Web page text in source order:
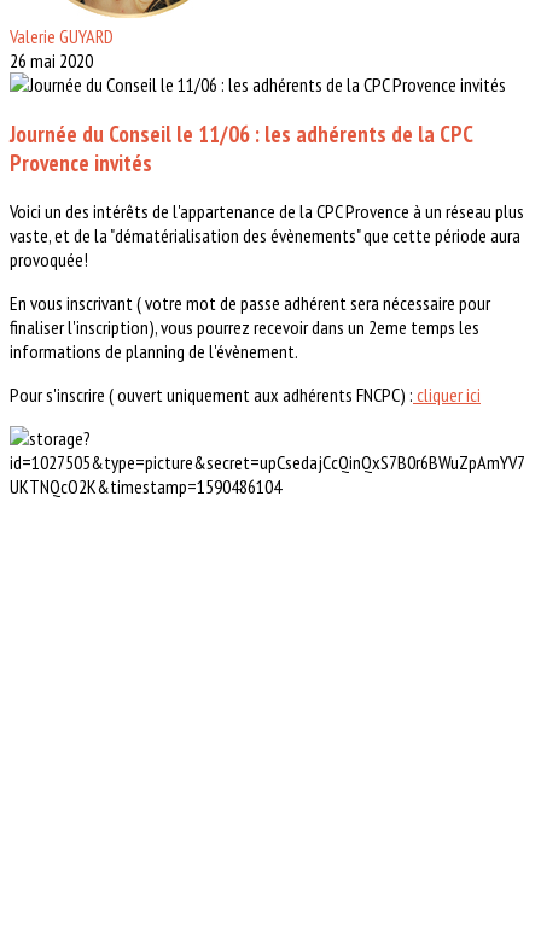
Valerie GUYARD
26 mai 2020
Journée du Conseil le 11/06 : les adhérents de la CPC
Provence invités
Voici un des intérêts de l'appartenance de la CPC Provence à un réseau plus
vaste, et de la "dématérialisation des évènements" que cette période aura
provoquée!
En vous inscrivant ( votre mot de passe adhérent sera nécessaire pour
finaliser l'inscription), vous pourrez recevoir dans un 2eme temps les
informations de planning de l'évènement.
Pour s'inscrire ( ouvert uniquement aux adhérents FNCPC) : cliquer ici